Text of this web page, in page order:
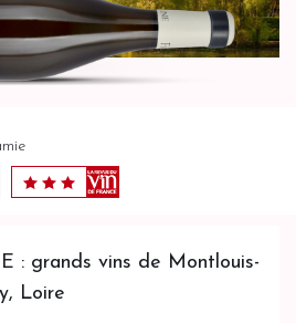
: grands vins de Montlouis-
Loire